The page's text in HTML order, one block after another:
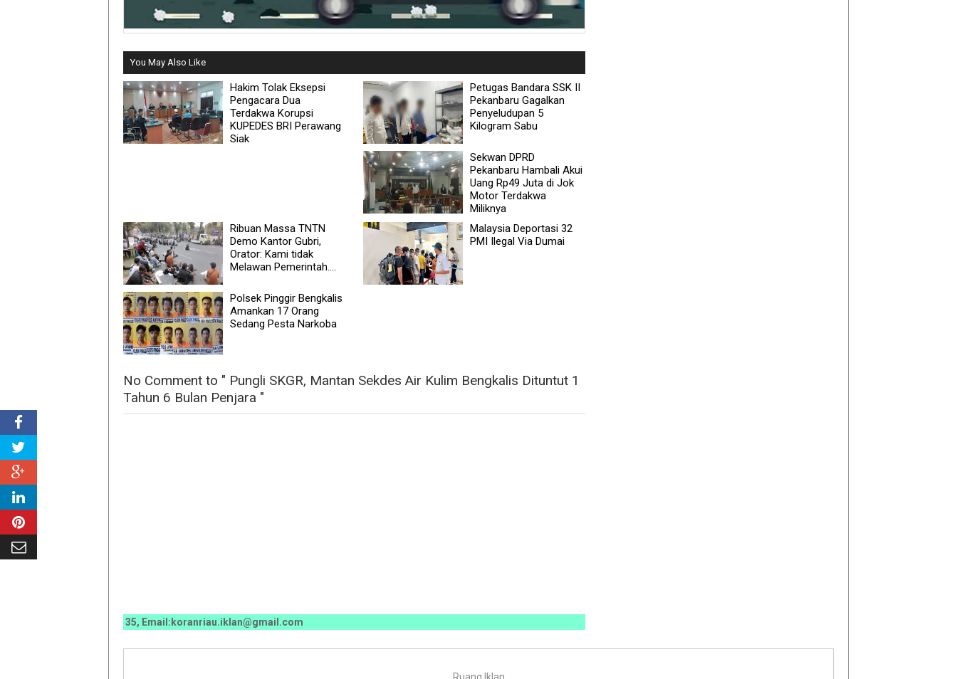
You May Also Like
Hakim Tolak Eksepsi
Pengacara Dua
Terdakwa Korupsi
KUPEDES BRI Perawang
Siak
Petugas Bandara SSK II
Pekanbaru Gagalkan
Penyeludupan 5
Kilogram Sabu
Sekwan DPRD
Pekanbaru Hambali Akui
Uang Rp49 Juta di Jok
Motor Terdakwa
Miliknya
Ribuan Massa TNTN
Demo Kantor Gubri,
Orator: Kami tidak
Melawan Pemerintah....
Malaysia Deportasi 32
PMI Ilegal Via Dumai
Polsek Pinggir Bengkalis
Amankan 17 Orang
Sedang Pesta Narkoba
No Comment to " Pungli SKGR, Mantan Sekdes Air Kulim Bengkalis Dituntut 1
Tahun 6 Bulan Penjara "
0070 / 0811 7673 35, Email:koranriau.iklan@gmail.com
Ruang Iklan